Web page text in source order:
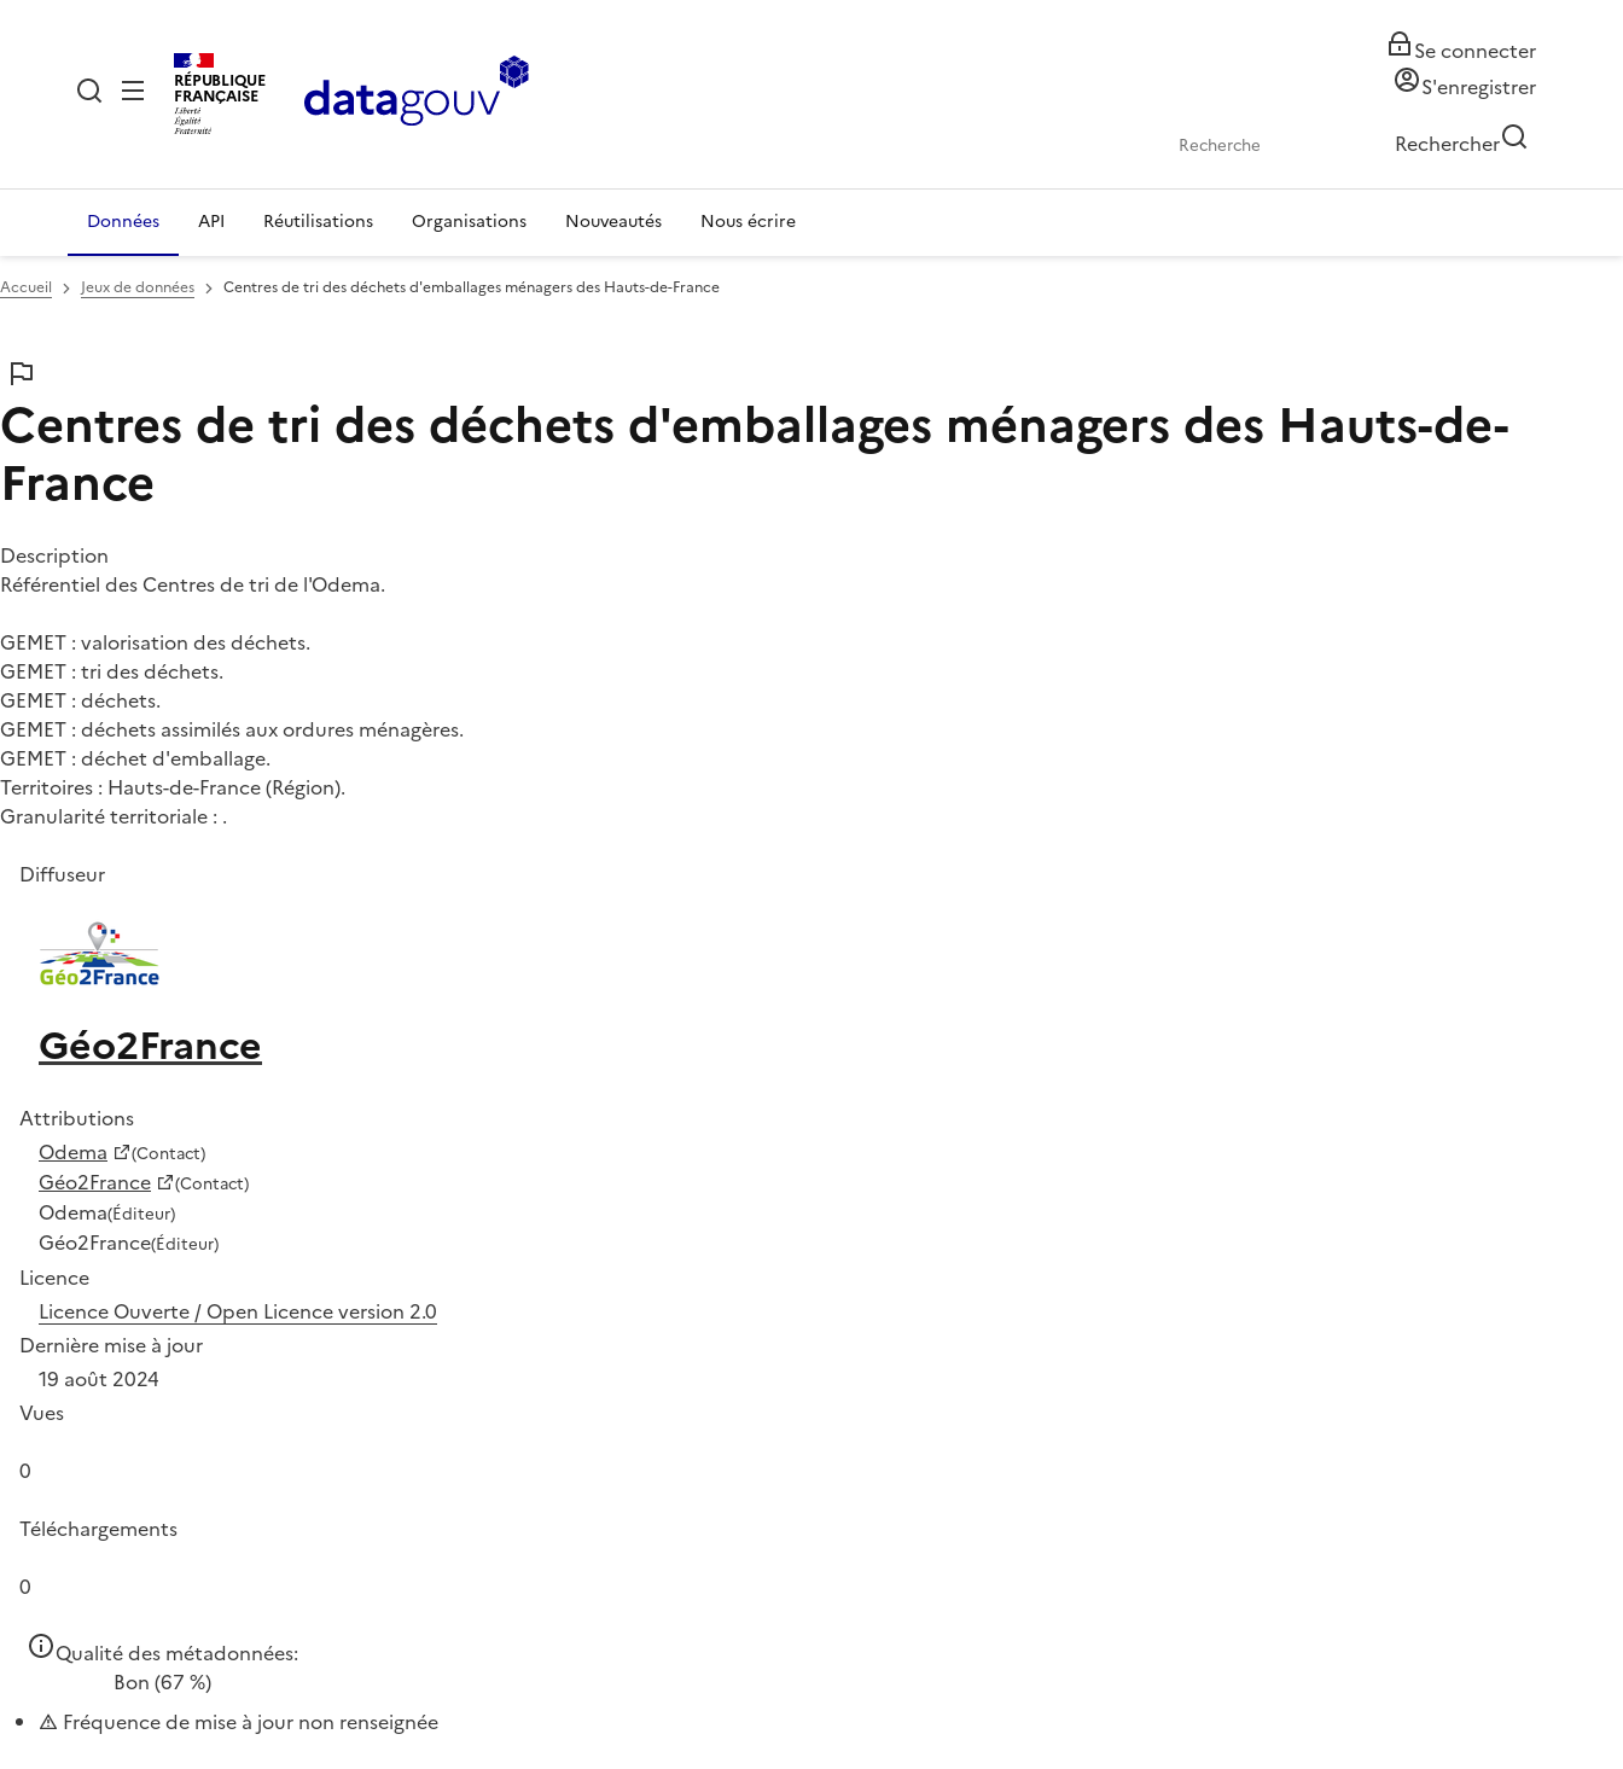
RÉPUBLIQUE
FRANÇAISE
Se connecter
S'enregistrer
Rechercher
Données API Réutilisations Organisations Nouveautés Nous écrire
Accueil Jeux de données Centres de tri des déchets d'emballages ménagers des Hauts-de-France
Centres de tri des déchets d'emballages ménagers des Hauts-de-
France
Description
Référentiel des Centres de tri de l'Odema.
GEMET : valorisation des déchets.
GEMET : tri des déchets.
GEMET : déchets.
GEMET : déchets assimilés aux ordures ménagères.
GEMET : déchet d'emballage.
Territoires : Hauts-de-France (Région).
Granularité territoriale : .
Diffuseur
Géo2France
Attributions
Odema
(Contact)
Géo2France (Contact)
Odema(Éditeur)
Géo2France(Éditeur)
Licence
Licence Ouverte / Open Licence version 2.0
Dernière mise à jour
19 août 2024
Vues
0
Téléchargements
0
Qualité des métadonnées:
Bon (67 %)
Fréquence de mise à jour non renseignée